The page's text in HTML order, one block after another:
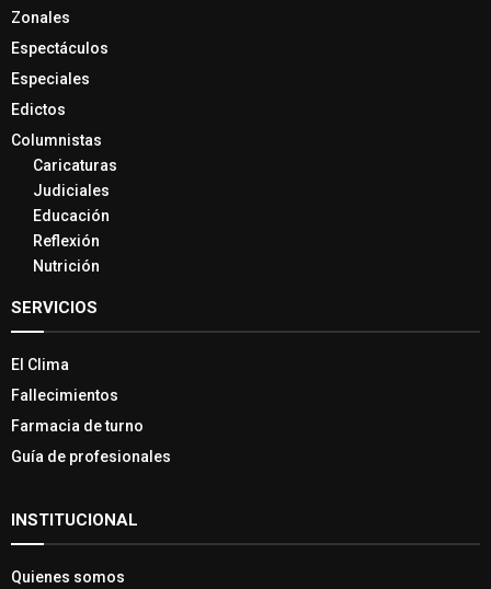
Zonales
Espectáculos
Especiales
Edictos
Columnistas
Caricaturas
Judiciales
Educación
Reflexión
Nutrición
SERVICIOS
El Clima
Fallecimientos
Farmacia de turno
Guía de profesionales
INSTITUCIONAL
Quienes somos